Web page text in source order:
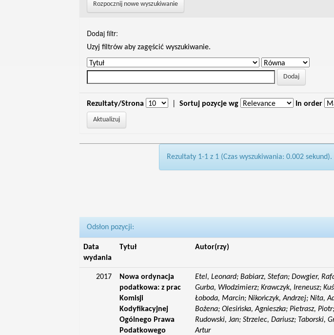
Rozpocznij nowe wyszukiwanie
Dodaj filtr:
Uzyj filtrów aby zagęścić wyszukiwanie.
Rezultaty/Strona Sortuj pozycje wg In order
Rezultaty 1-1 z 1 (Czas wyszukiwania: 0.002 sekund).
Odsłon pozycji:
Data
wydania
Tytuł Autor(rzy)
2017
Nowa ordynacja
podatkowa: z prac
Komisji
Kodyfikacyjnej
Ogólnego Prawa
Podatkowego
Etel, Leonard; Babiarz, Stefan; Dowgier,
Gurba, Włodzimierz; Krawczyk, Ireneusz;
Łoboda, Marcin; Nikończyk, Andrzej; Nita,
Bożena; Olesińska, Agnieszka; Pietrasz,
Rudowski, Jan; Strzelec, Dariusz; Taborski,
Artur